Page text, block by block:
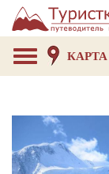
КАРТА